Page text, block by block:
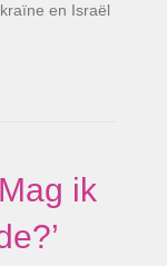
en Israël
ik